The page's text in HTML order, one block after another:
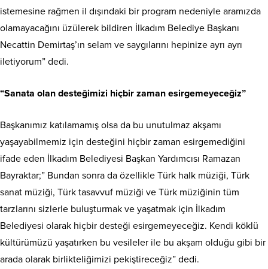
istemesine rağmen il dışındaki bir program nedeniyle aramızda
olamayacağını üzülerek bildiren İlkadım Belediye Başkanı
Necattin Demirtaş’ın selam ve saygılarını hepinize ayrı ayrı
iletiyorum” dedi.
“Sanata olan desteğimizi hiçbir zaman esirgemeyeceğiz”
Başkanımız katılamamış olsa da bu unutulmaz akşamı
yaşayabilmemiz için desteğini hiçbir zaman esirgemediğini
ifade eden İlkadım Belediyesi Başkan Yardımcısı Ramazan
Bayraktar;” Bundan sonra da özellikle Türk halk müziği, Türk
sanat müziği, Türk tasavvuf müziği ve Türk müziğinin tüm
tarzlarını sizlerle buluşturmak ve yaşatmak için İlkadım
Belediyesi olarak hiçbir desteği esirgemeyeceğiz. Kendi köklü
kültürümüzü yaşatırken bu vesileler ile bu akşam olduğu gibi bir
arada olarak birlikteliğimizi pekiştireceğiz” dedi.